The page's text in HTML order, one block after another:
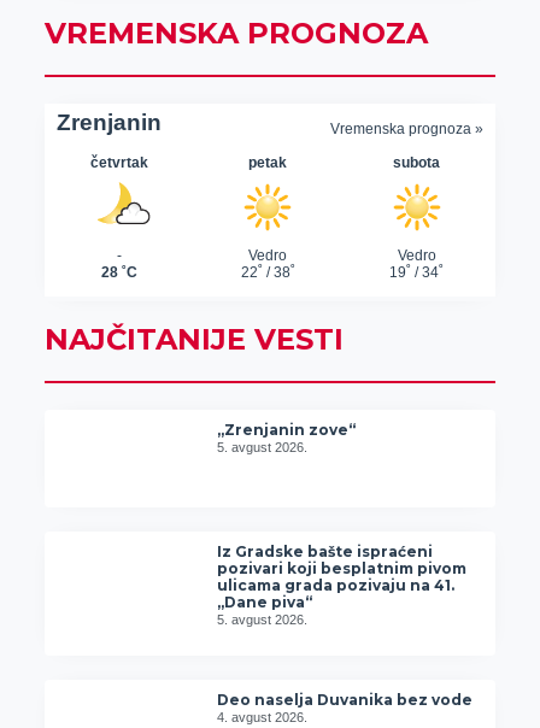
VREMENSKA PROGNOZA
NAJČITANIJE VESTI
„Zrenjanin zove“
5. avgust 2026.
Iz Gradske bašte ispraćeni
pozivari koji besplatnim pivom
ulicama grada pozivaju na 41.
„Dane piva“
5. avgust 2026.
Deo naselja Duvanika bez vode
4. avgust 2026.